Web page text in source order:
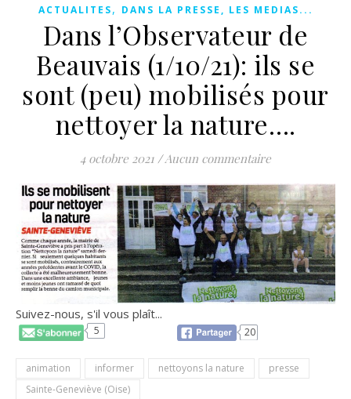
ACTUALITES, DANS LA PRESSE, LES MEDIAS...
Dans l’Observateur de
Beauvais (1/10/21): ils se
sont (peu) mobilisés pour
nettoyer la nature….
4 octobre 2021 /Aucun commentaire
Suivez-nous, s'il vous plaît...
5 20
animation informer nettoyons la nature
presse
Sainte-Geneviève (Oise)